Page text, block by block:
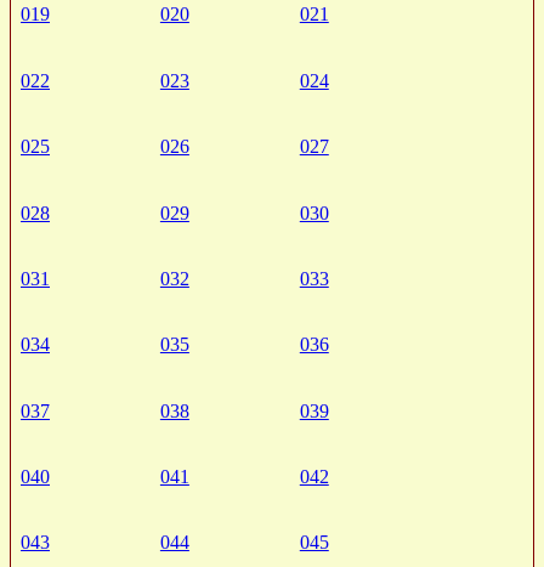
019 020 021
022 023 024
025 026 027
028 029 030
031 032 033
034 035 036
037 038 039
040 041 042
043 044 045